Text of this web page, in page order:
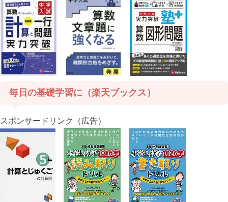
毎日の基礎学習に（楽天ブックス）
スポンサードリンク（広告）